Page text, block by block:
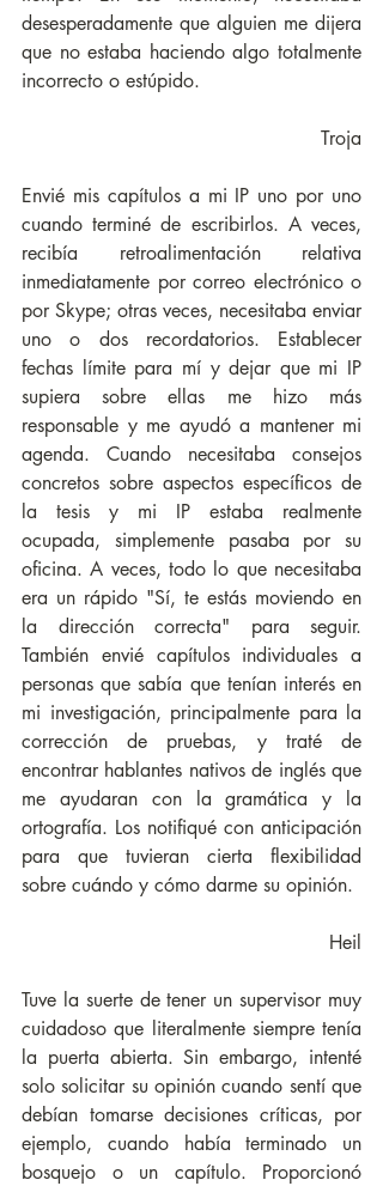
desesperadamente que alguien me dijera
que no estaba haciendo algo totalmente
incorrecto o estúpido.
Troja
Envié mis capítulos a mi IP uno por uno
cuando terminé de escribirlos. A veces,
recibía retroalimentación relativa
inmediatamente por correo electrónico o
por Skype; otras veces, necesitaba enviar
uno o dos recordatorios. Establecer
fechas límite para mí y dejar que mi IP
supiera sobre ellas me hizo más
responsable y me ayudó a mantener mi
agenda. Cuando necesitaba consejos
concretos sobre aspectos específicos de
la tesis y mi IP estaba realmente
ocupada, simplemente pasaba por su
oficina. A veces, todo lo que necesitaba
era un rápido "Sí, te estás moviendo en
la dirección correcta" para seguir.
También envié capítulos individuales a
personas que sabía que tenían interés en
mi investigación, principalmente para la
corrección de pruebas, y traté de
encontrar hablantes nativos de inglés que
me ayudaran con la gramática y la
ortografía. Los notifiqué con anticipación
para que tuvieran cierta flexibilidad
sobre cuándo y cómo darme su opinión.
Heil
Tuve la suerte de tener un supervisor muy
cuidadoso que literalmente siempre tenía
la puerta abierta. Sin embargo, intenté
solo solicitar su opinión cuando sentí que
debían tomarse decisiones críticas, por
ejemplo, cuando había terminado un
bosquejo o un capítulo. Proporcionó